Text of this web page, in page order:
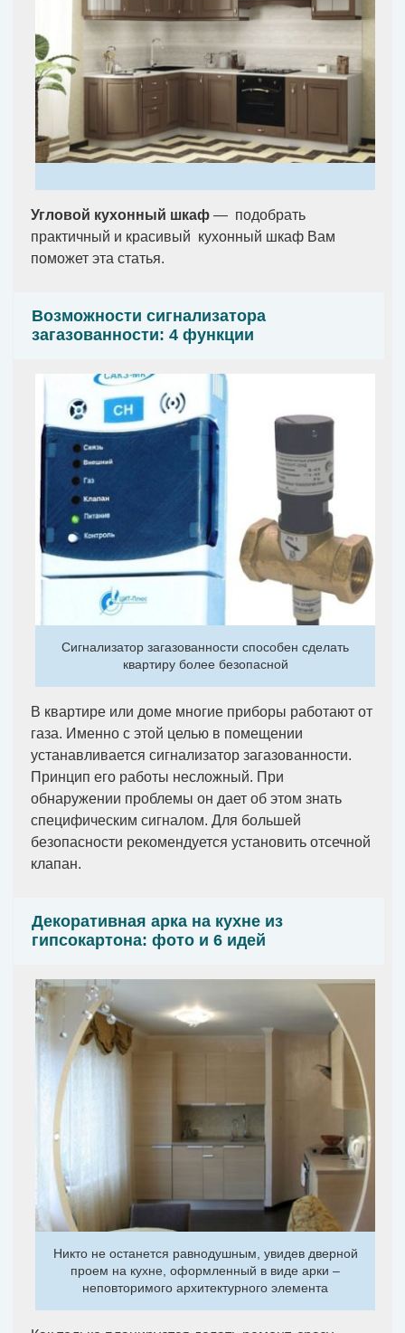
Угловой кухонный шкаф — подобрать
практичный и красивый кухонный шкаф Вам
поможет эта статья.
Возможности сигнализатора
загазованности: 4 функции
Сигнализатор загазованности способен сделать
квартиру более безопасной
В квартире или доме многие приборы работают от
газа. Именно с этой целью в помещении
устанавливается сигнализатор загазованности.
Принцип его работы несложный. При
обнаружении проблемы он дает об этом знать
специфическим сигналом. Для большей
безопасности рекомендуется установить отсечной
клапан.
Декоративная арка на кухне из
гипсокартона: фото и 6 идей
Никто не останется равнодушным, увидев дверной
проем на кухне, оформленный в виде арки –
неповторимого архитектурного элемента